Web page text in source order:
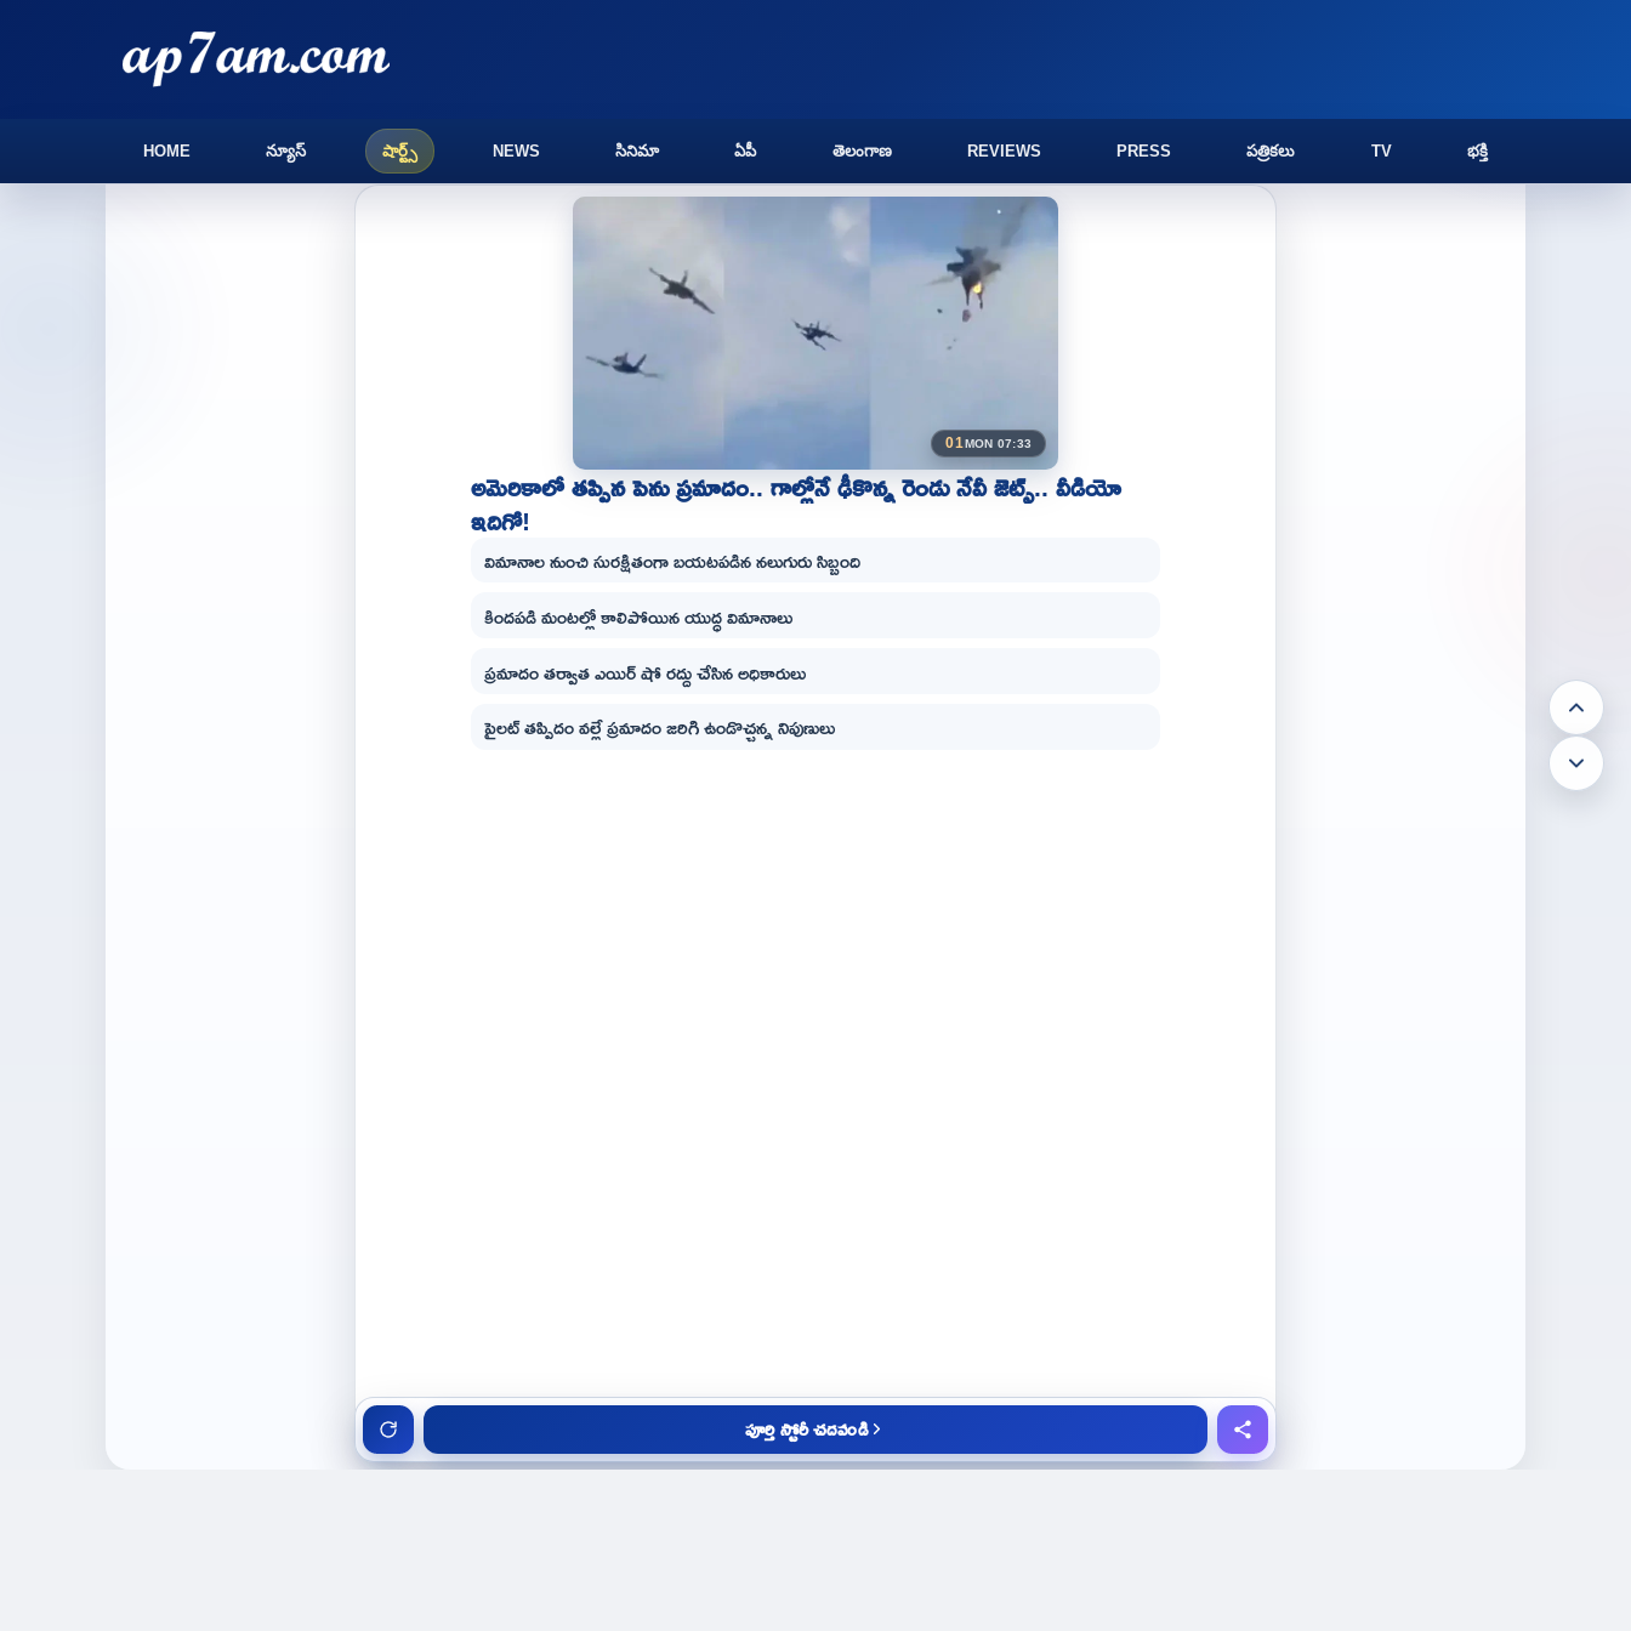
HOME న్యూస్ షార్ట్స్ NEWS సినిమా ఏపీ తెలంగాణ REVIEWS PRESS పత్రికలు TV భక్తి
01MON 07:33
అమెరికాలో తప్పిన పెను ప్రమాదం.. గాల్లోనే ఢీకొన్న రెండు నేవీ జెట్స్.. వీడియో
ఇదిగో!
విమానాల నుంచి సురక్షితంగా బయటపడిన నలుగురు సిబ్బంది
కిందపడి మంటల్లో కాలిపోయిన యుద్ధ విమానాలు
ప్రమాదం తర్వాత ఎయిర్ షో రద్దు చేసిన అధికారులు
పైలట్ తప్పిదం వల్లే ప్రమాదం జరిగి ఉండొచ్చన్న నిపుణులు
పూర్తి స్టోరీ చదవండి